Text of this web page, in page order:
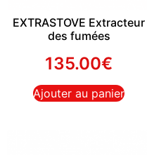
EXTRASTOVE Extracteur
des fumées
135.00€
Ajouter au panier